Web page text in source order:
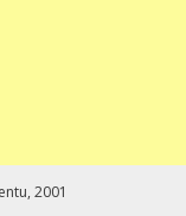
2001